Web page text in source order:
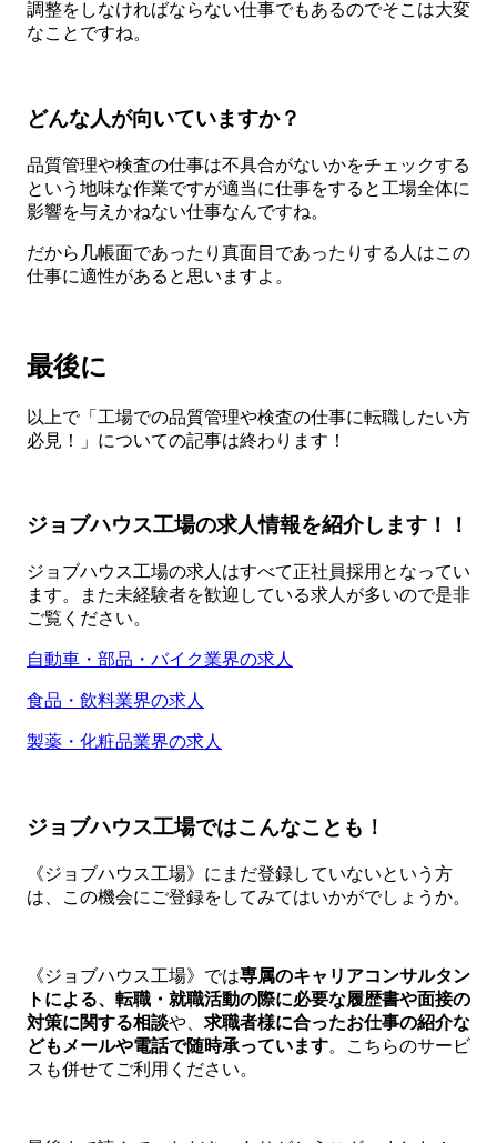
調整をしなければならない仕事でもあるのでそこは大変
なことですね。
どんな人が向いていますか？
品質管理や検査の仕事は不具合がないかをチェックする
という地味な作業ですが適当に仕事をすると工場全体に
影響を与えかねない仕事なんですね。
だから几帳面であったり真面目であったりする人はこの
仕事に適性があると思いますよ。
最後に
以上で「工場での品質管理や検査の仕事に転職したい方
必見！」についての記事は終わります！
ジョブハウス工場の求人情報を紹介します！！
ジョブハウス工場の求人はすべて正社員採用となってい
ます。また未経験者を歓迎している求人が多いので是非
ご覧ください。
自動車・部品・バイク業界の求人
食品・飲料業界の求人
製薬・化粧品業界の求人
ジョブハウス工場ではこんなことも！
《ジョブハウス工場》にまだ登録していないという方
は、この機会にご登録をしてみてはいかがでしょうか。
《ジョブハウス工場》では専属のキャリアコンサルタン
トによる、転職・就職活動の際に必要な履歴書や面接の
対策に関する相談や、 求職者様に合ったお仕事の紹介な
どもメールや電話で随時承っています。こちらのサービ
スも併せてご利用ください。